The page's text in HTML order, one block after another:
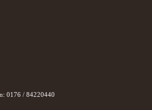
0176 / 84220440